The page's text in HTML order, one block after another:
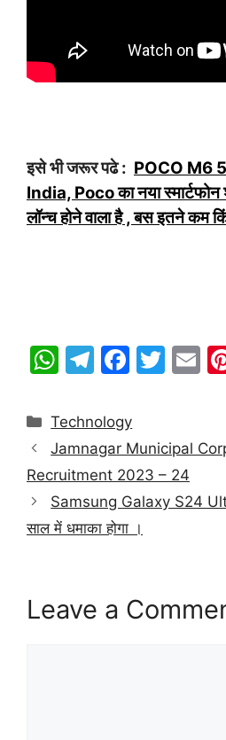
इसे भी जरूर पढे : POCO M6
India, Poco का नया स्मार्टफोन
लॉन्च होने वाला है , बस इतने कम
W
at
s
A
p
p
T
e
gr
a
m
F
c
e
b
o
o
T
er
E
l
Categories
Technology
Jamnagar Municipal
Recruitment 2023 – 24
Samsung Galaxy S24
साल में धमाका होगा ।
Leave a